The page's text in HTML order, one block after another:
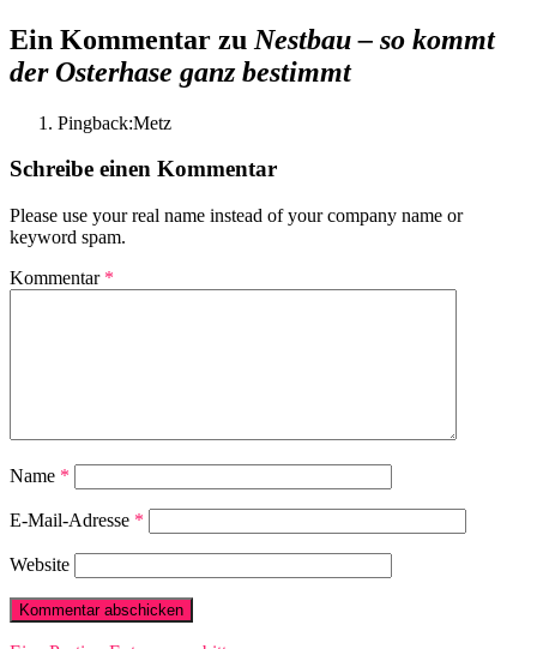
Ein Kommentar zu Nestbau – so kommt
der Osterhase ganz bestimmt
Pingback:Metz
Schreibe einen Kommentar
Please use your real name instead of your company name or
keyword spam.
Kommentar *
Name *
E-Mail-Adresse *
Website